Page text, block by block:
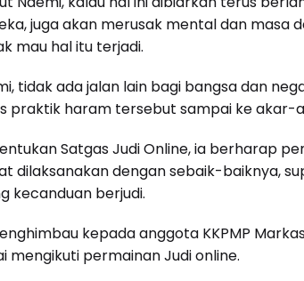
juga akan merusak mental dan masa
mau hal itu terjadi.
tidak ada jalan lain bagi bangsa dan
praktik haram tersebut sampai ke akar-
Satgas Judi Online, ia berharap
dilaksanakan dengan sebaik-baiknya,
kecanduan berjudi.
kepada anggota KKPMP
mengikuti permainan Judi online.